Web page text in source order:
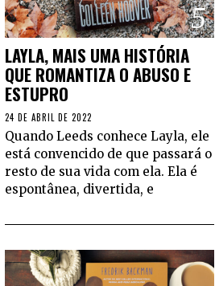
5
LAYLA, MAIS UMA HISTÓRIA
QUE ROMANTIZA O ABUSO E
ESTUPRO
24 DE ABRIL DE 2022
Quando Leeds conhece Layla, ele
está convencido de que passará o
resto de sua vida com ela. Ela é
espontânea, divertida, e